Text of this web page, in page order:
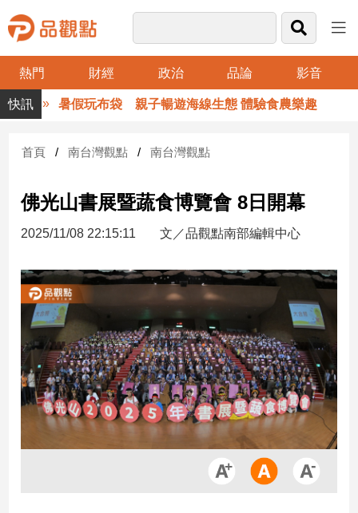
熱門 財經 政治 品論 影音
品
觀
財
台
財
新
聞
產
經/
股
市
房
地
產
暑假玩布袋 親子暢遊海線生態 體驗食農樂趣
首頁 南台灣觀點 南台灣觀點
佛光山書展暨蔬食博覽會 8日開幕
2025/11/08 22:15:11 文／品觀點南部編輯中心